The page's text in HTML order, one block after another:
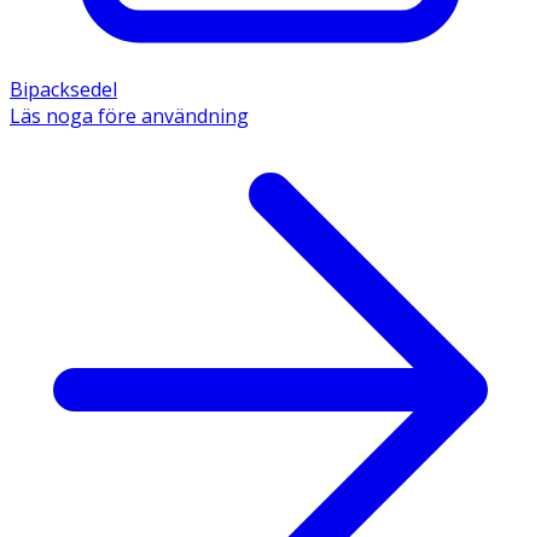
Bipacksedel
Läs noga före användning